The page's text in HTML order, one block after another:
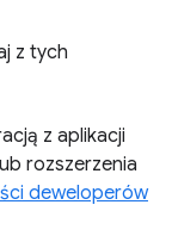
z tych
z aplikacji
rozszerzenia
deweloperów